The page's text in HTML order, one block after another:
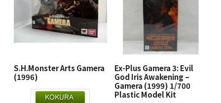
S.H.Monster Arts Gamera
(1996)
Ex-Plus Gamera 3: Evil
God Iris Awakening –
Gamera (1999) 1/700
Plastic Model Kit